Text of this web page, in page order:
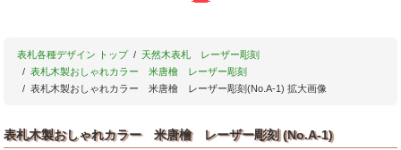
表札各種デザイン トップ
天然木表札 レーザー彫刻
表札木製おしゃれカラー 米唐檜 レーザー彫刻
表札木製おしゃれカラー 米唐檜 レーザー彫刻(No.A-1) 拡大画像
表札木製おしゃれカラー 米唐檜 レーザー彫刻 (No.A-1)